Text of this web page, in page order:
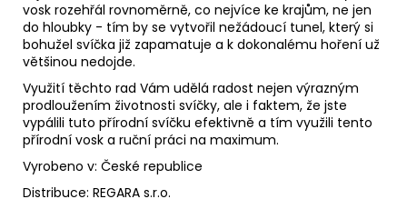
vosk rozehřál rovnoměrně, co nejvíce ke krajům, ne jen
do hloubky - tím by se vytvořil nežádoucí tunel, který si
bohužel svíčka již zapamatuje a k dokonalému hoření už
většinou nedojde.
Využití těchto rad Vám udělá radost nejen výrazným
prodloužením životnosti svíčky, ale i faktem, že jste
vypálili tuto přírodní svíčku efektivně a tím využili tento
přírodní vosk a ruční práci na maximum.
Vyrobeno v: České republice
Distribuce: REGARA s.r.o.